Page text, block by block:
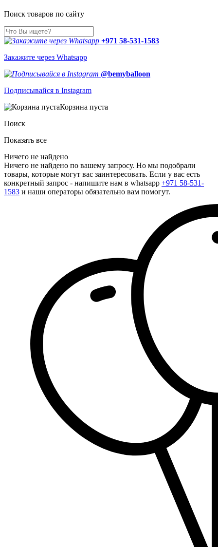
Поиск товаров по сайту
+971 58-531-1583
Закажите через Whatsapp
@bemyballoon
Подписывайся в Instagram
Корзина пуста
Поиск
Показать все
Ничего не найдено
Ничего не найдено по вашему запросу. Но мы подобрали
товары, которые могут вас заинтересовать. Если у вас есть
конкретный запрос - напишите нам в whatsapp +971 58-531-
1583 и наши операторы обязательно вам помогут.